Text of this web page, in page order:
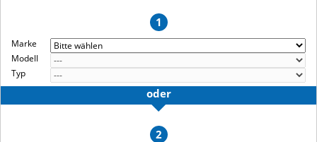
1
Marke
Modell
Typ
oder
2